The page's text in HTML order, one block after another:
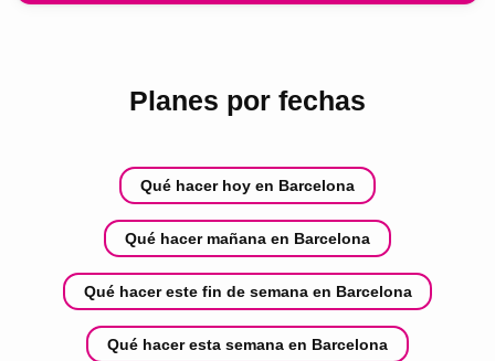
Planes por fechas
Qué hacer hoy en Barcelona
Qué hacer mañana en Barcelona
Qué hacer este fin de semana en Barcelona
Qué hacer esta semana en Barcelona